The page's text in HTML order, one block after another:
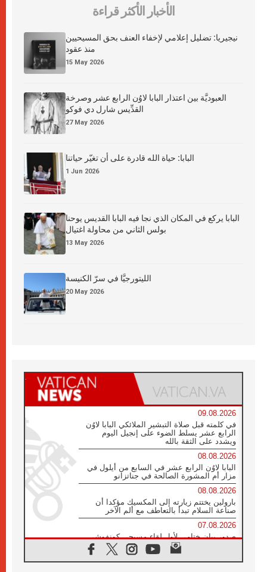
الأخبار الأكثر قراءة
نيجيريا: تضليل إعلامي لإخفاء العنف بحق المسيحيين
منذ عقود
15 May 2026
العبوديَّة بين اعتذار البابا لاوُن الرابع عشر وصرخة
القدِّيس شارل دي فوكو
27 May 2026
البابا: حياة الله قادرة على أن تغيّر حياتنا
1 Jun 2026
البابا يركع في المكان الذي نجا فيه البابا القديس يوحنا
بولس الثاني من محاولة اغتيال
13 May 2026
الليتورجيَّا في سرّ الكنيسة
20 May 2026
09.08.2026
في كلمته قبل صلاة التبشير الملائكي البابا لاوُن
الرابع عشر يسلط الضوء على إنجيل اليوم
ويشدد على الثقة بالله
08.08.2026
البابا لاوُن الرابع عشر في السابع من أيلول في
مزار أم المشورة الصالحة في جناتزانو
08.08.2026
بارولين يختتم زيارته إلى المكسيك مؤكدا أن
صناعة السلام تبدأ بالتعاطف مع ألم الآخر
07.08.2026
صدور بيان ختامي لأول لقاء مسيحي كونفوشي
بمشاركة الدائرة الفاتيكانية للحوار بين الأديان
07.08.2026